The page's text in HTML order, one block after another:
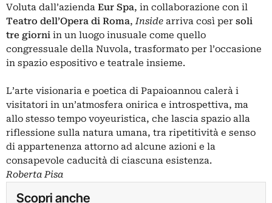
Voluta dall’azienda Eur Spa, in collaborazione con il
Teatro dell’Opera di Roma, Inside arriva così per soli
tre giorni in un luogo inusuale come quello
congressuale della Nuvola, trasformato per l’occasione
in spazio espositivo e teatrale insieme.
L’arte visionaria e poetica di Papaioannou calerà i
visitatori in un’atmosfera onirica e introspettiva, ma
allo stesso tempo voyeuristica, che lascia spazio alla
riflessione sulla natura umana, tra ripetitività e senso
di appartenenza attorno ad alcune azioni e la
consapevole caducità di ciascuna esistenza.
Roberta Pisa
Scopri anche